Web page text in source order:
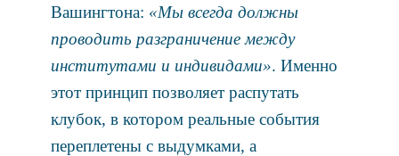
Вашингтона: «Мы всегда должны
проводить разграничение между
институтами и индивидами». Именно
этот принцип позволяет распутать
клубок, в котором реальные события
переплетены с выдумками, а